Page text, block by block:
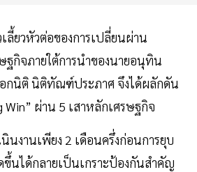
ลี้ยวหัวต่อของการเปลี่ยนผ่าน
ฐกิจภายใต้การนำของนายอนุทิน
กนิติ นิติทัณฑ์ประภาศ จึงได้ผลักดัน
Win” ผ่าน 5 เสาหลักเศรษฐกิจ
นินงานเพียง 2 เดือนครึ่งก่อนการยุบ
นได้กลายเป็นเกราะป้องกันสำคัญ